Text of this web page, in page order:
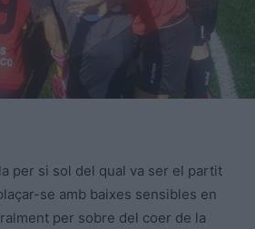
per si sol del qual va ser el partit
se amb baixes sensibles en
per sobre del coer de la